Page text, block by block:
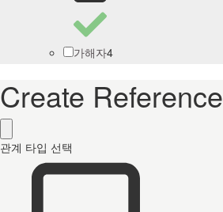
가해자4
Create Reference
관계 타입 선택